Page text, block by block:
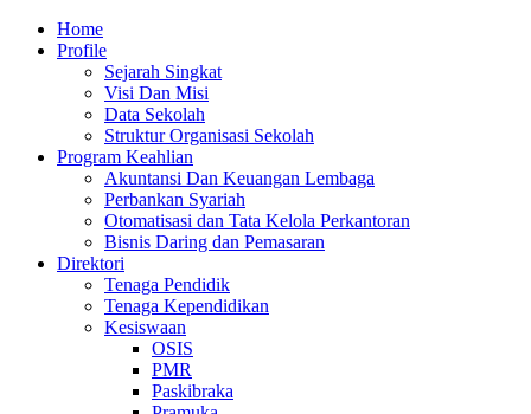
Skip
Primary
Menu
Home
Profile
Sejarah Singkat
Visi Dan Misi
Data Sekolah
Struktur Organisasi Sekolah
Program Keahlian
Akuntansi Dan Keuangan Lembaga
Perbankan Syariah
Otomatisasi dan Tata Kelola Perkantoran
Bisnis Daring dan Pemasaran
Direktori
Tenaga Pendidik
Tenaga Kependidikan
Kesiswaan
OSIS
PMR
Paskibraka